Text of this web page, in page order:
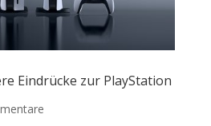
Eindrücke zur PlayStation